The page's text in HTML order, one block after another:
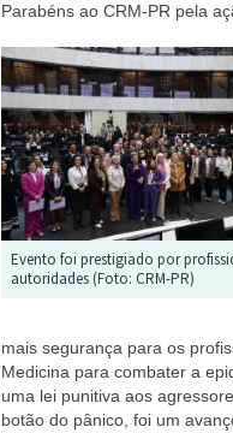
Parabéns ao CRM-PR pela
Evento foi prestigiado por
autoridades (Foto: CRM-PR)
mais segurança para os
Medicina para combater a
uma lei punitiva aos
botão do pânico, foi um